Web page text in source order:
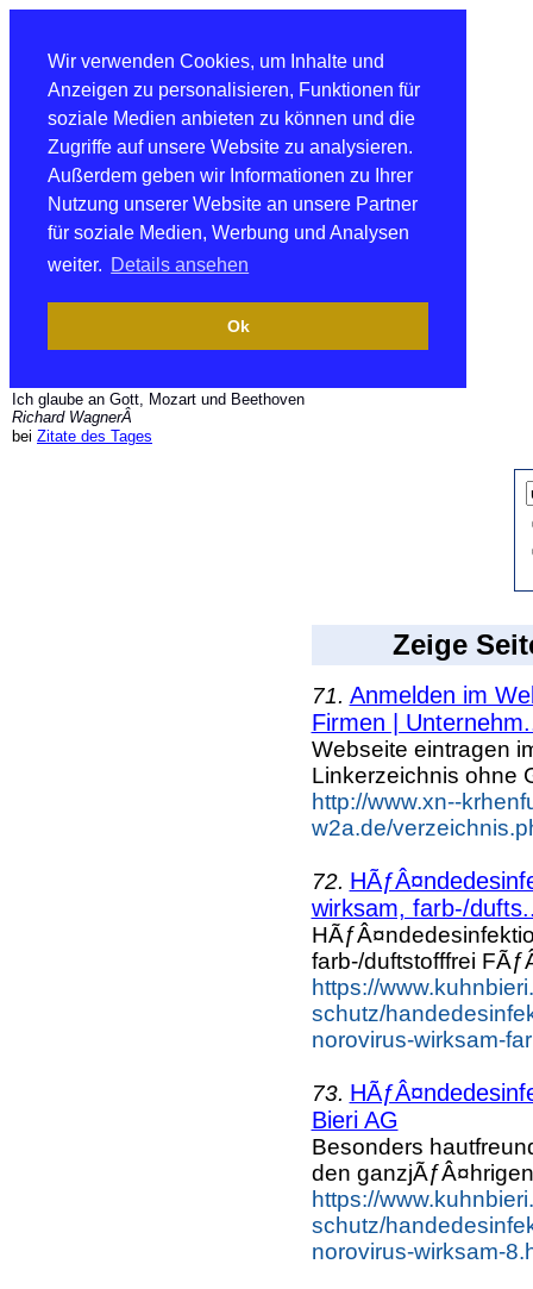
Wir verwenden Cookies, um Inhalte und
Anzeigen zu personalisieren, Funktionen für
soziale Medien anbieten zu können und die
Zugriffe auf unsere Website zu analysieren.
Außerdem geben wir Informationen zu Ihrer
Nutzung unserer Website an unsere Partner
für soziale Medien, Werbung und Analysen
weiter. Details ansehen
Ok
Ich glaube an Gott, Mozart und Beethoven
Richard WagnerÂ
bei Zitate des Tages
Zeige
71. Anmelden im
Firmen |
Webseite eintragen
Linkerzeichnis ohne
http://www.xn--
w2a.de/
72.
wirksam, farb-/
farb-/duftstofffrei
https://
schutz/
norovirus-wirksam-
73.
Bieri AG
Besonders
den
https://
schutz/
norovirus-wirksam-